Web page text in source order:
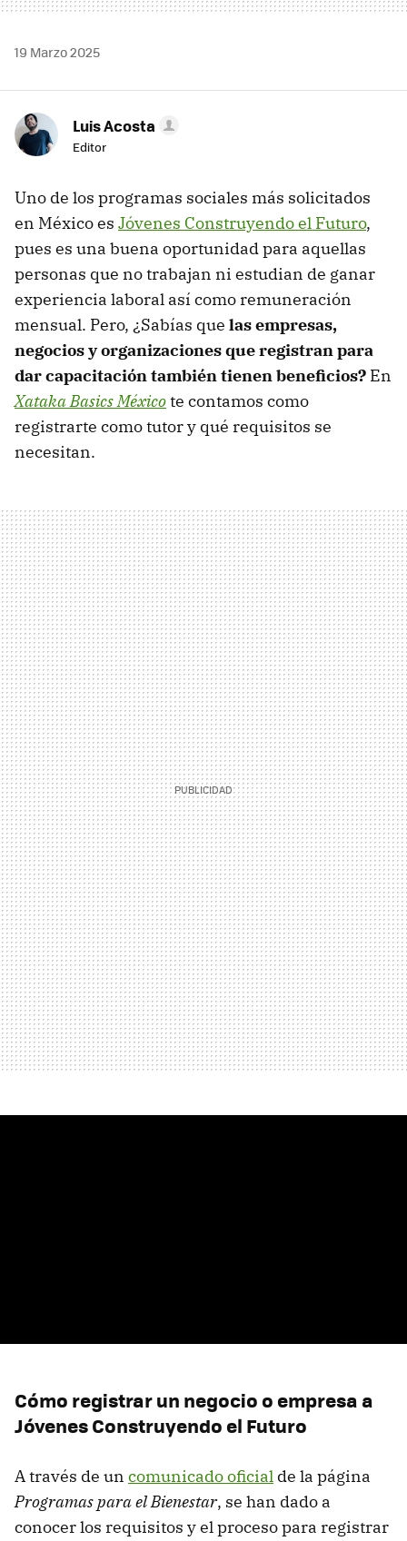
19 Marzo 2025
Luis Acosta
Editor
Uno de los programas sociales más solicitados
en México es Jóvenes Construyendo el Futuro,
pues es una buena oportunidad para aquellas
personas que no trabajan ni estudian de ganar
experiencia laboral así como remuneración
mensual. Pero, ¿Sabías que las empresas,
negocios y organizaciones que registran para
dar capacitación también tienen beneficios? En
Xataka Basics Méxicote contamos como
registrarte como tutor y qué requisitos se
necesitan.
Cómo registrar un negocio o empresa a
Jóvenes Construyendo el Futuro
A través de un comunicado oficial de la página
Programas para el Bienestar, se han dado a
conocer los requisitos y el proceso para registrar